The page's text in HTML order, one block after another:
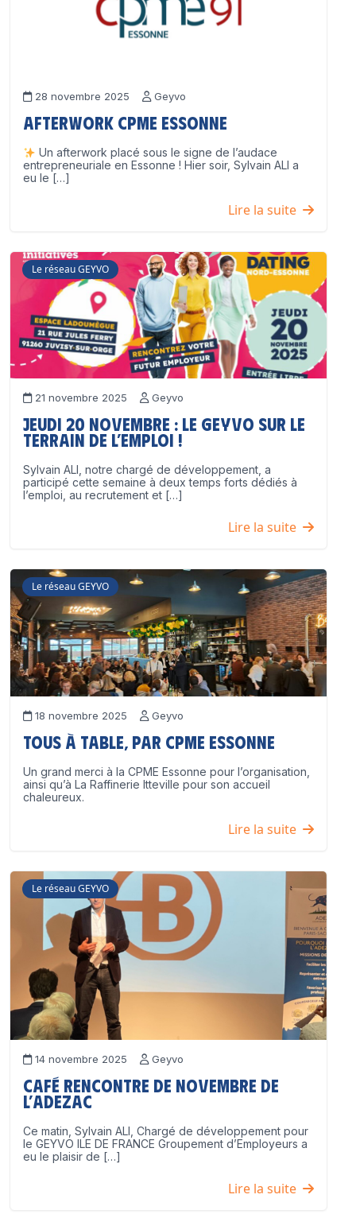
28 novembre 2025 Geyvo
Afterwork CPME Essonne
Un afterwork placé sous le signe de l’audace
entrepreneuriale en Essonne ! Hier soir, Sylvain ALI a
eu le […]
Lire la suite
Le réseau GEYVO
21 novembre 2025 Geyvo
Jeudi 20 novembre : le GEYVO sur le
terrain de l’emploi !
Sylvain ALI, notre chargé de développement, a
participé cette semaine à deux temps forts dédiés à
l’emploi, au recrutement et […]
Lire la suite
Le réseau GEYVO
18 novembre 2025 Geyvo
Tous à table, par CPME Essonne
Un grand merci à la CPME Essonne pour l’organisation,
ainsi qu’à La Raffinerie Itteville pour son accueil
chaleureux.
Lire la suite
Le réseau GEYVO
14 novembre 2025 Geyvo
Café Rencontre de Novembre de
l’ADEZAC
Ce matin, Sylvain ALI, Chargé de développement pour
le GEYVO ILE DE FRANCE Groupement d’Employeurs a
eu le plaisir de […]
Lire la suite